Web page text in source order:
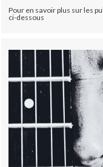
Pour en savoir plus sur les
ci-dessous